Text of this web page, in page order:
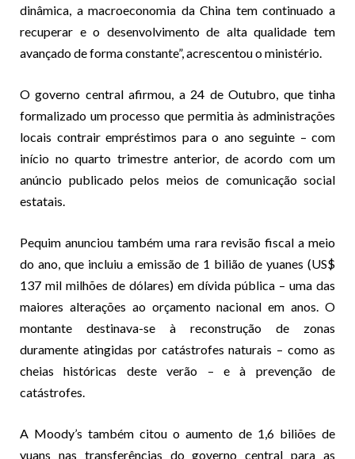
dinâmica, a macroeconomia da China tem continuado a
recuperar e o desenvolvimento de alta qualidade tem
avançado de forma constante”, acrescentou o ministério.
O governo central afirmou, a 24 de Outubro, que tinha
formalizado um processo que permitia às administrações
locais contrair empréstimos para o ano seguinte – com
início no quarto trimestre anterior, de acordo com um
anúncio publicado pelos meios de comunicação social
estatais.
Pequim anunciou também uma rara revisão fiscal a meio
do ano, que incluiu a emissão de 1 bilião de yuanes (US$
137 mil milhões de dólares) em dívida pública – uma das
maiores alterações ao orçamento nacional em anos. O
montante destinava-se à reconstrução de zonas
duramente atingidas por catástrofes naturais – como as
cheias históricas deste verão – e à prevenção de
catástrofes.
A Moody’s também citou o aumento de 1,6 biliões de
yuans nas transferências do governo central para as